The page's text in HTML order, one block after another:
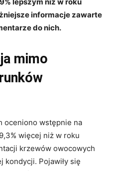
lepszym niż w roku
informacje zawarte
do nich.
mimo
oceniono wstępnie na
więcej niż w roku
krzewów owocowych
kondycji. Pojawiły się